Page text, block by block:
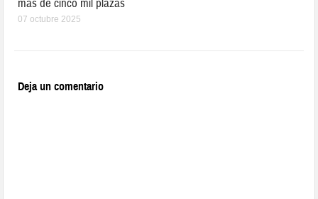
más de cinco mil plazas
07 octubre 2025
Deja un comentario